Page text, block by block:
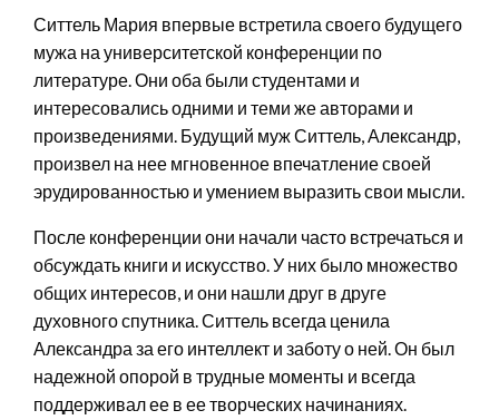
Ситтель Мария впервые встретила своего будущего
мужа на университетской конференции по
литературе. Они оба были студентами и
интересовались одними и теми же авторами и
произведениями. Будущий муж Ситтель, Александр,
произвел на нее мгновенное впечатление своей
эрудированностью и умением выразить свои мысли.
После конференции они начали часто встречаться и
обсуждать книги и искусство. У них было множество
общих интересов, и они нашли друг в друге
духовного спутника. Ситтель всегда ценила
Александра за его интеллект и заботу о ней. Он был
надежной опорой в трудные моменты и всегда
поддерживал ее в ее творческих начинаниях.